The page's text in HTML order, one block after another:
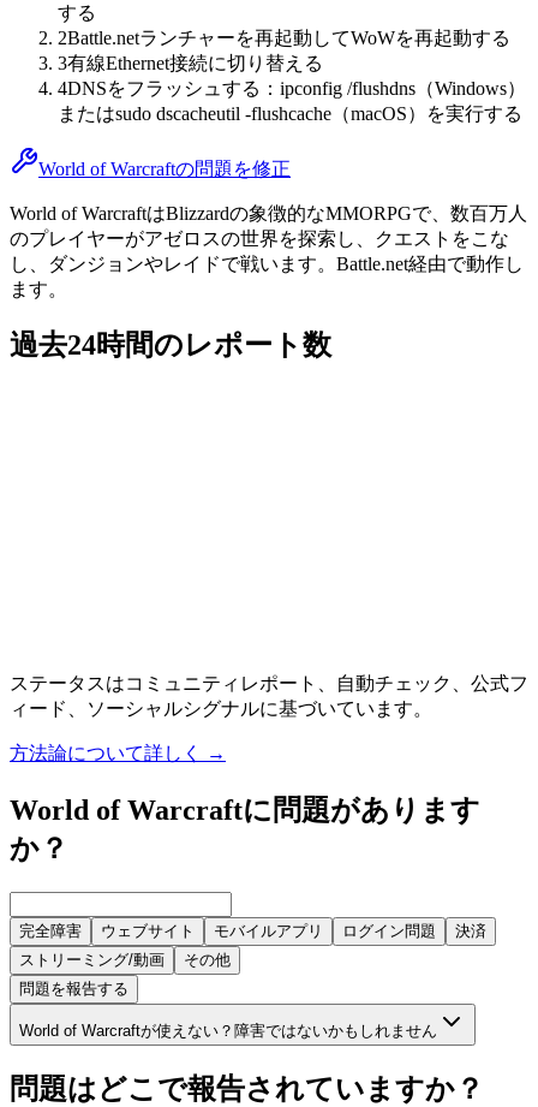
する
2Battle.netランチャーを再起動してWoWを再起動する
3有線Ethernet接続に切り替える
4DNSをフラッシュする：ipconfig /flushdns（Windows）
またはsudo dscacheutil -flushcache（macOS）を実行する
World of Warcraftの問題を修正
World of WarcraftはBlizzardの象徴的なMMORPGで、数百万人
のプレイヤーがアゼロスの世界を探索し、クエストをこな
し、ダンジョンやレイドで戦います。Battle.net経由で動作し
ます。
過去24時間のレポート数
ステータスはコミュニティレポート、自動チェック、公式フ
ィード、ソーシャルシグナルに基づいています。
方法論について詳しく →
World of Warcraftに問題があります
か？
完全障害 ウェブサイト モバイルアプリ ログイン問題
決済
ストリーミング/動画
その他
問題を報告する
World of Warcraftが使えない？障害ではないかもしれません
問題はどこで報告されていますか？